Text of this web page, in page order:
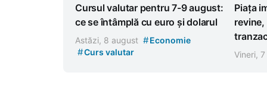
Cursul valutar pentru 7-9 august:
ce se întâmplă cu euro și dolarul
Astăzi, 8 august #Economie
#Curs valutar
Piața
revine,
Vineri,